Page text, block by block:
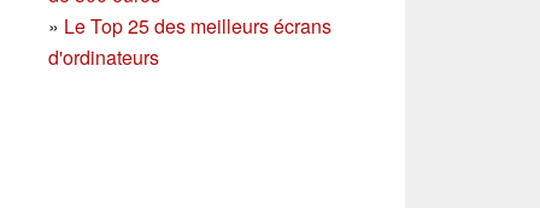
» Le Top 25 des meilleurs écrans
d'ordinateurs